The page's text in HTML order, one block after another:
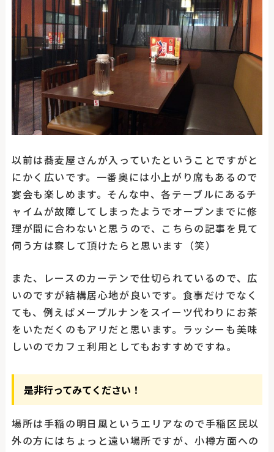
以前は蕎麦屋さんが入っていたということですがと
にかく広いです。一番奥には小上がり席もあるので
宴会も楽しめます。そんな中、各テーブルにあるチ
ャイムが故障してしまったようでオープンまでに修
理が間に合わないと思うので、こちらの記事を見て
伺う方は察して頂けたらと思います（笑）
また、レースのカーテンで仕切られているので、広
いのですが結構居心地が良いです。食事だけでなく
ても、例えばメープルナンをスイーツ代わりにお茶
をいただくのもアリだと思います。ラッシーも美味
しいのでカフェ利用としてもおすすめですね。
是非行ってみてください！
場所は手稲の明日風というエリアなので手稲区民以
外の方にはちょっと遠い場所ですが、小樽方面への